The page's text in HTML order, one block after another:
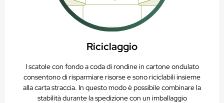
Riciclaggio
I scatole con fondo a coda di rondine in cartone ondulato
consentono di risparmiare risorse e sono riciclabili insieme
alla carta straccia. In questo modo è possibile combinare la
stabilità durante la spedizione con un imballaggio